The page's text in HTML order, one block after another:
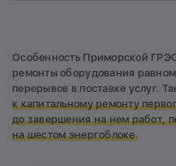
Особенность Приморской
ремонты оборудования
перерывов в поставке услуг.
к капитальному ремонту
до завершения на нем работ,
на шестом энергоблоке.